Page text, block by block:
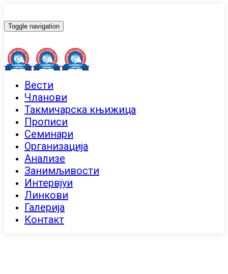
Toggle navigation
Вести
Чланови
Такмичарска књижица
Прописи
Семинари
Организација
Анализе
Занимљивости
Интервјуи
Линкови
Галерија
Контакт